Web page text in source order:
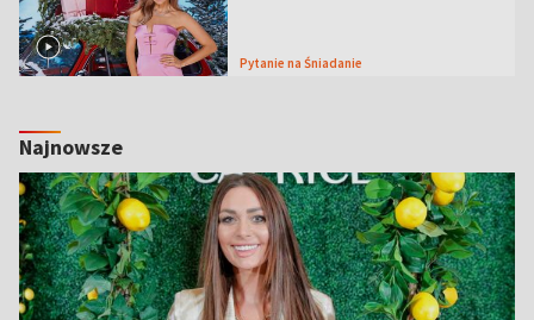
Pytanie na Śniadanie
Najnowsze